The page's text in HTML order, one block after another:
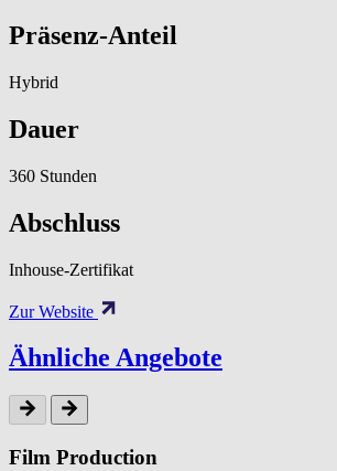
Präsenz-Anteil
Hybrid
Dauer
360 Stunden
Abschluss
Inhouse-Zertifikat
Zur Website
Ähnliche Angebote
Film Production